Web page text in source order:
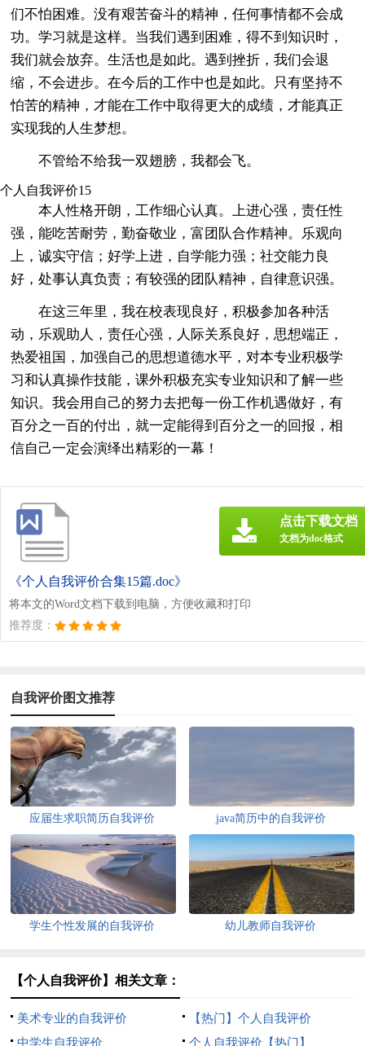
们不怕困难。没有艰苦奋斗的精神，任何事情都不会成
功。学习就是这样。当我们遇到困难，得不到知识时，
我们就会放弃。生活也是如此。遇到挫折，我们会退
缩，不会进步。在今后的工作中也是如此。只有坚持不
怕苦的精神，才能在工作中取得更大的成绩，才能真正
实现我的人生梦想。
不管给不给我一双翅膀，我都会飞。
个人自我评价15
本人性格开朗，工作细心认真。上进心强，责任性
强，能吃苦耐劳，勤奋敬业，富团队合作精神。乐观向
上，诚实守信；好学上进，自学能力强；社交能力良
好，处事认真负责；有较强的团队精神，自律意识强。
在这三年里，我在校表现良好，积极参加各种活
动，乐观助人，责任心强，人际关系良好，思想端正，
热爱祖国，加强自己的思想道德水平，对本专业积极学
习和认真操作技能，课外积极充实专业知识和了解一些
知识。我会用自己的努力去把每一份工作机遇做好，有
百分之一百的付出，就一定能得到百分之一的回报，相
信自己一定会演绎出精彩的一幕！
《个人自我评价合集15篇.doc》
将本文的Word文档下载到电脑，方便收藏和打印
推荐度：
点击下载文档
文档为doc格式
自我评价图文推荐
应届生求职简历自我评价 java简历中的自我评价
学生个性发展的自我评价 幼儿教师自我评价
【个人自我评价】相关文章：
美术专业的自我评价
【热门】个人自我评价
中学生自我评价
个人自我评价【热门】